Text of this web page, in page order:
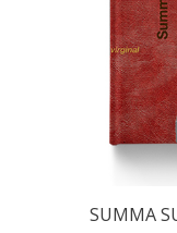
SUMMA